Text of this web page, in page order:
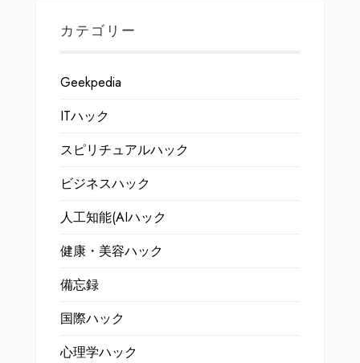
カテゴリー
Geekpedia
ITハック
スピリチュアルハック
ビジネスハック
人工知能(AIハック
健康・美容ハック
備忘録
国際ハック
心理学ハック